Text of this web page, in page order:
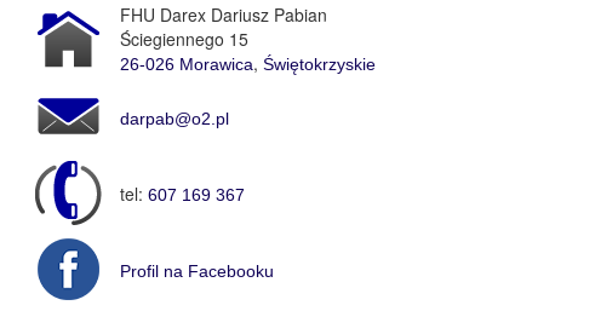
FHU Darex Dariusz Pabian
Ściegiennego 15
26-026 Morawica, Świętokrzyskie
darpab@o2.pl
tel: 607 169 367
Profil na Facebooku